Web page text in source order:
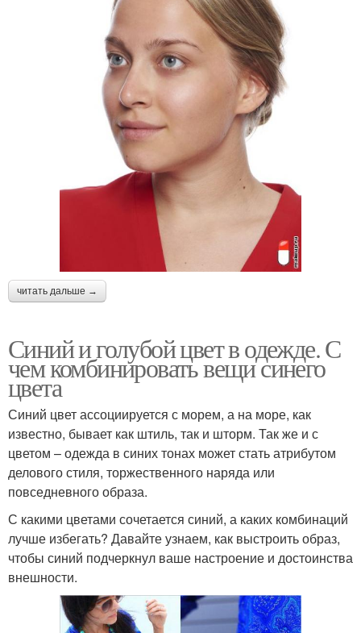
читать дальше →
Синий и голубой цвет в одежде. С
чем комбинировать вещи синего
цвета
Синий цвет ассоциируется с морем, а на море, как
известно, бывает как штиль, так и шторм. Так же и с
цветом – одежда в синих тонах может стать атрибутом
делового стиля, торжественного наряда или
повседневного образа.
С какими цветами сочетается синий, а каких комбинаций
лучше избегать? Давайте узнаем, как выстроить образ,
чтобы синий подчеркнул ваше настроение и достоинства
внешности.